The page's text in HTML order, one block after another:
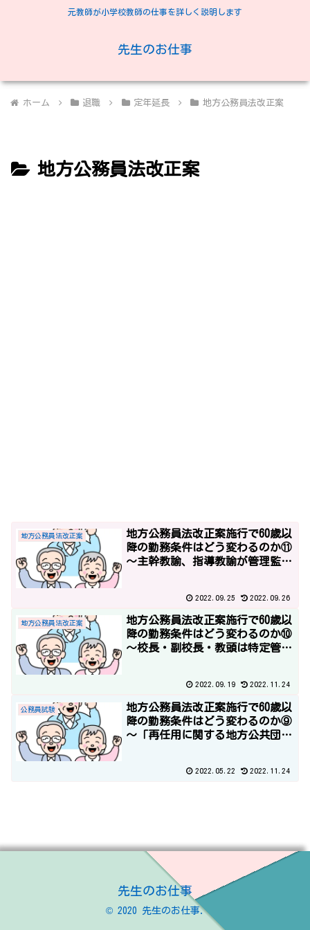
元教師が小学校教師の仕事を詳しく説明します
先生のお仕事
ホーム 退職 定年延長 地方公務員法改正案
地方公務員法改正案
地方公務員法改正案
地方公務員法改正案施行で60歳以
降の勤務条件はどう変わるのか⑪
～主幹教諭、指導教諭が管理監督
2022.09.25 2022.09.26
地方公務員法改正案
地方公務員法改正案施行で60歳以
降の勤務条件はどう変わるのか⑩
～校長・副校長・教頭は特定管理
2022.09.19 2022.11.24
公務員試験
地方公務員法改正案施行で60歳以
降の勤務条件はどう変わるのか⑨
～「再任用に関する地方公共団体
2022.05.22 2022.11.24
先生のお仕事
© 2020 先生のお仕事.